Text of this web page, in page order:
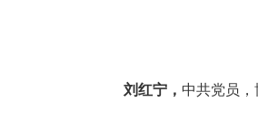
刘红宁， 中共党员